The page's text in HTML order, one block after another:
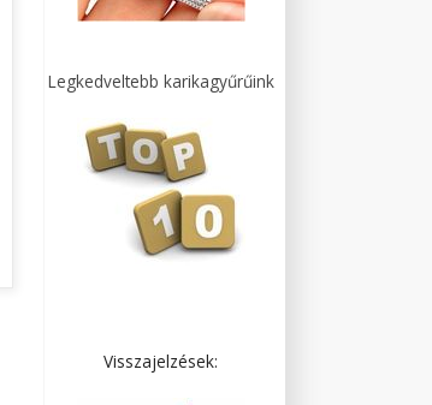
Legkedveltebb karikagyűrűink
Visszajelzések: